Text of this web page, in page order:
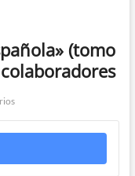
(tomo